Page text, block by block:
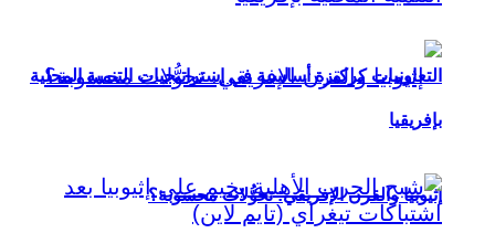
إثيوبيا والقرن الإفريقي: تحوُّلات محسوبة؟
التعاونيات كركيزة أساسية في إستراتيجيات التنمية المحلية
بإفريقيا